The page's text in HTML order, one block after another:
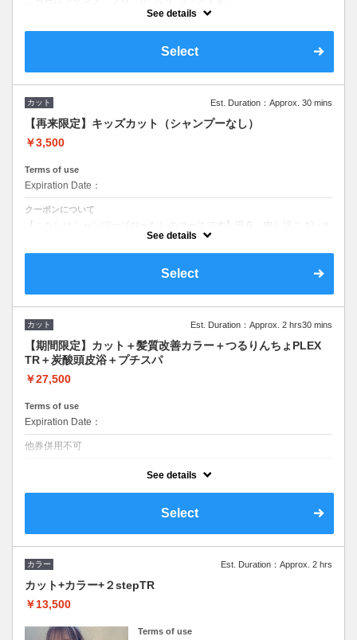
しておりません。
See details
Select
カット Est. Duration：Approx. 30 mins
【再来限定】キッズカット（シャンプーなし）
￥3,500
Terms of use
Expiration Date：
クーポンについて
【こちらはシャンプーブローなしのコースです】現在、申し訳ございま
せんが、人材不足のためご新規のご予約はご対応しておりません。
See details
Select
カット Est. Duration：Approx. 2 hrs30 mins
【期間限定】カット＋髪質改善カラー＋つるりんちょPLEX
TR＋炭酸頭皮浴＋プチスパ
￥27,500
Terms of use
Expiration Date：
他券併用不可
応可。ロング料金なし。最高ラインの髪質改善にヘッドスパをプラスし
た特別ク-ポン！《炭酸頭皮浴５分スパ１０分》
See details
Select
カラー Est. Duration：Approx. 2 hrs
カット+カラー+２stepTR
￥13,500
Terms of use